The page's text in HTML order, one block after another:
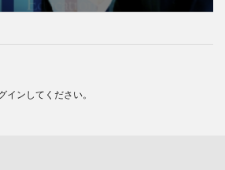
イン してください。